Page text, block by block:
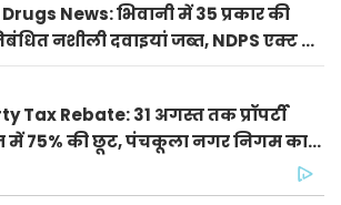
News: भिवानी में 35 प्रकार की
नशीली दवाइयां जब्त, NDPS एक्ट में
Tax Rebate: 31 अगस्त तक प्रॉपर्टी
में 75% की छूट, पंचकूला नगर निगम का